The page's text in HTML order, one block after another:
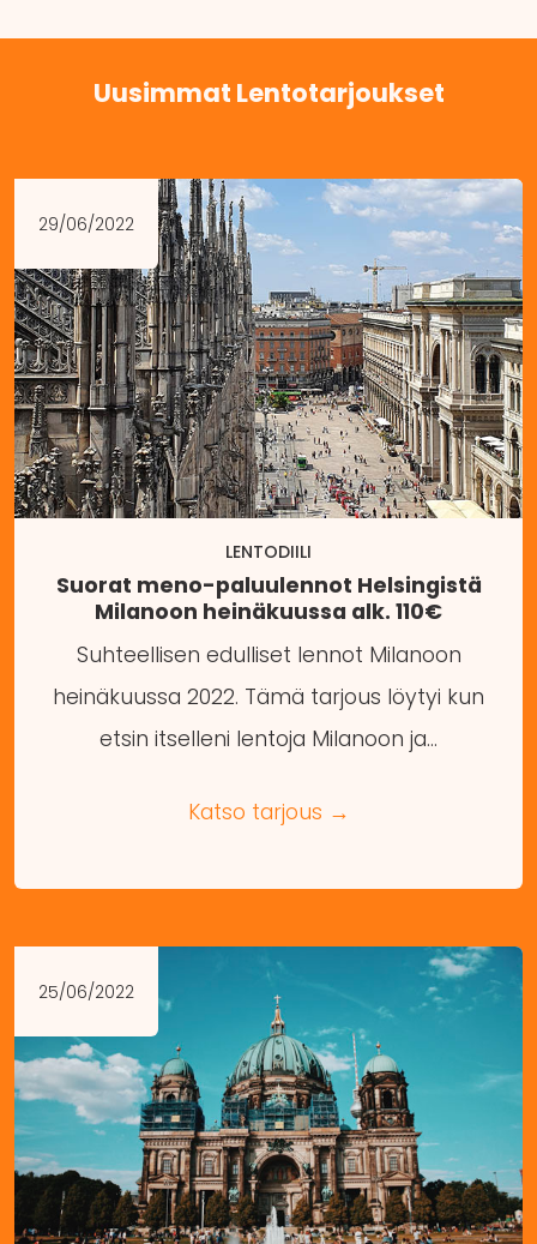
Uusimmat Lentotarjoukset
29/06/2022
LENTODIILI
Suorat meno-paluulennot Helsingistä
Milanoon heinäkuussa alk. 110€
Suhteellisen edulliset lennot Milanoon
heinäkuussa 2022. Tämä tarjous löytyi kun
etsin itselleni lentoja Milanoon ja…
Katso tarjous →
25/06/2022